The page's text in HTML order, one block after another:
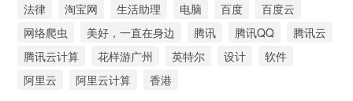
法律
淘宝网 生活助理 电脑 百度
百度云
网络爬虫
美好，一直在身边 腾讯 腾讯QQ
腾讯云
腾讯云计算
花样游广州 英特尔 设计
软件
阿里云
阿里云计算 香港